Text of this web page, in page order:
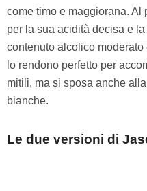
come timo e maggiorana.
per la sua acidità decisa e
contenuto alcolico
lo rendono perfetto per
mitili, ma si sposa anche
bianche.
Le due versioni di